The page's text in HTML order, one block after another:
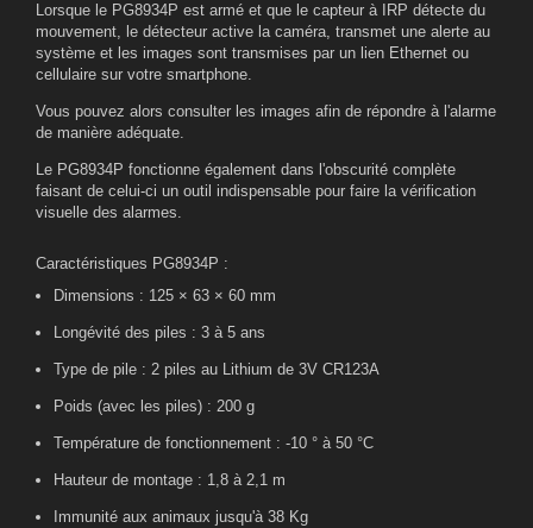
Lorsque le PG8934P est armé et que le capteur à IRP détecte du
mouvement, le détecteur active la caméra, transmet une alerte au
système et les images sont transmises par un lien Ethernet ou
cellulaire sur votre smartphone.
Vous pouvez alors consulter les images afin de répondre à l'alarme
de manière adéquate.
Le PG8934P fonctionne également dans l'obscurité complète
faisant de celui-ci un outil indispensable pour faire la vérification
visuelle des alarmes.
Caractéristiques PG8934P :
Dimensions : 125 × 63 × 60 mm
Longévité des piles : 3 à 5 ans
Type de pile : 2 piles au Lithium de 3V CR123A
Poids (avec les piles) : 200 g
Température de fonctionnement : -10 ° à 50 °C
Hauteur de montage : 1,8 à 2,1 m
Immunité aux animaux jusqu'à 38 Kg